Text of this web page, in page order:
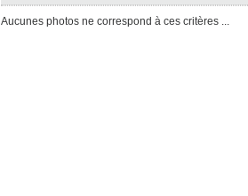
Aucunes photos ne correspond à ces critères ...